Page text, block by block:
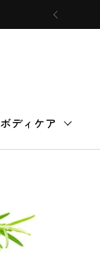
ボディケア